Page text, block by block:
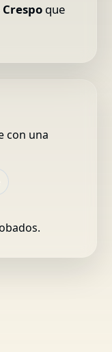
Crespo que
con una